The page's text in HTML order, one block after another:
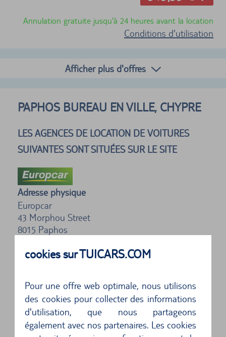
cookies sur TUICARS.COM
Pour une offre web optimale, nous utilisons
des cookies pour collecter des informations
d'utilisation, que nous partageons
également avec nos partenaires. Les cookies
Annulation gratuite jusqu'à 24 heures avant la location
Conditions d'utilisation
Afficher plus d'offres
PAPHOS BUREAU EN VILLE, CHYPRE
LES AGENCES DE LOCATION DE VOITURES
SUIVANTES SONT SITUÉES SUR LE SITE
Adresse physique
Europcar
43 Morphou Street
8015 Paphos
4 sur 5 étoiles
unzureichend. ...
5 sur 5 étoiles
Abwicklung und Fahrzeug super...